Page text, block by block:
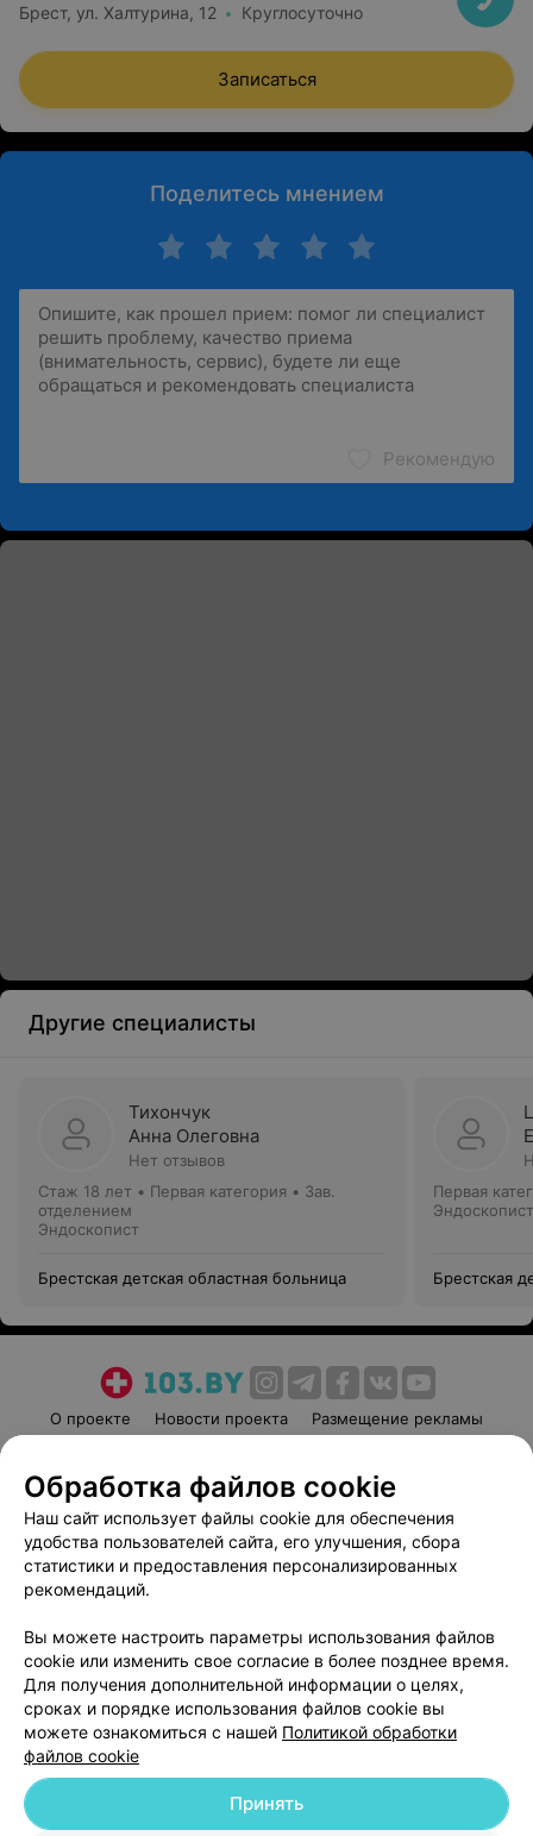
Брест, ул. Халтурина, 12 Круглосуточно
Записаться
Поделитесь мнением
Рекомендую
Другие специалисты
Тихончук
Анна Олеговна
Нет отзывов
Стаж 18 лет • Первая категория • Зав.
отделением
Эндоскопист
Брестская детская областная больница
Первая
Эндоскопист
Брестская
О проекте Новости проекта
Размещение рекламы
Пользовательское соглашение
Способы оплаты
Вакансии
Партнеры
Написать руководителю 103.by
Обработка персональных данных
© 2026 ООО «Артокс Лаб», УНП 191700409
| 220012, Республика Беларусь,
Обработка файлов cookie
Наш сайт использует файлы cookie для обеспечения
удобства пользователей сайта, его улучшения, сбора
статистики и предоставления персонализированных
рекомендаций.
Вы можете настроить параметры использования файлов
cookie или изменить свое согласие в более позднее время.
Для получения дополнительной информации о целях,
сроках и порядке использования файлов cookie вы
можете ознакомиться с нашей Политикой обработки
файлов cookie
Принять